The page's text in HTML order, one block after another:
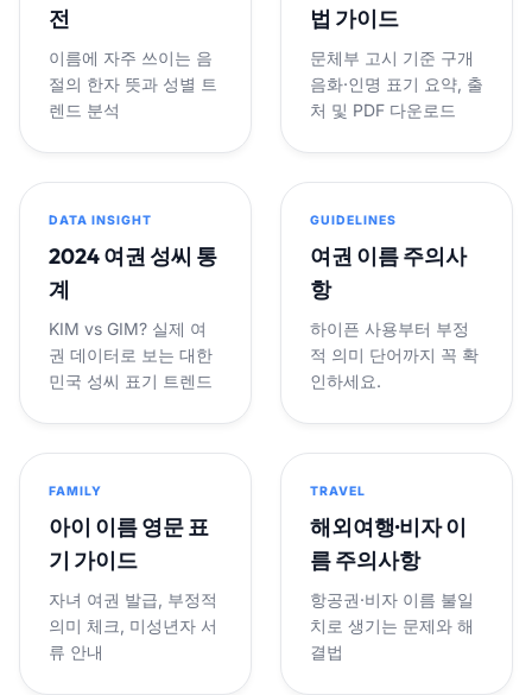
전
이름에 자주 쓰이는 음
절의 한자 뜻과 성별 트
렌드 분석
법 가이드
문체부 고시 기준 구개
음화·인명 표기 요약, 출
처 및 PDF 다운로드
DATA INSIGHT
2024 여권 성씨 통
계
KIM vs GIM? 실제 여
권 데이터로 보는 대한
민국 성씨 표기 트렌드
GUIDELINES
여권 이름 주의사
항
하이픈 사용부터 부정
적 의미 단어까지 꼭 확
인하세요.
FAMILY
아이 이름 영문 표
기 가이드
자녀 여권 발급, 부정적
의미 체크, 미성년자 서
류 안내
TRAVEL
해외여행·비자 이
름 주의사항
항공권·비자 이름 불일
치로 생기는 문제와 해
결법